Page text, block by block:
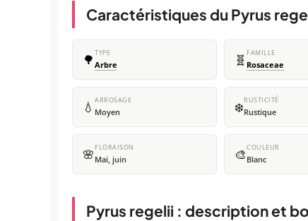
Caractéristiques du Pyrus
🌳 TYPE
Arbre 🧬 FAMILLE
Rosaceae
💧 ARROSAGE
Moyen ❄️RUSTICITÉ
Rustique
🌸 FLORAISON
Mai, juin 🎨COULEUR
Blanc
Pyrus regelii : description et